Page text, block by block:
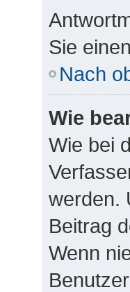
Sie
Nach
Wie
Wie bei
werden.
Beitrag
Wenn